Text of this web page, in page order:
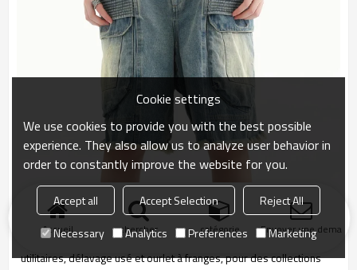
Short cargo en denim délavé sur mesure avec ourlet à franges
Short en jean customisé d'inspiration streetwear, avec poches
utilitaires, délavage usé et ourlet à franges, pour des collections
Accueil chercher catégorie Envoyer une
Cookie settings
We use cookies to provide you with the best possible
experience. They also allow us to analyze user behavior in
order to constantly improve the website for you.
Accept all Accept Selection
Reject All
Necessary
Analytics Preferences Marketing